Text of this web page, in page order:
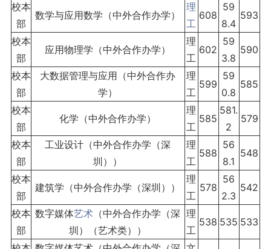
校本
部
数学与应用数学（中外合作办学）
理
工
608
59
8.4
593
校本
部
应用物理学（中外合作办学）
理
工
602
59
3.8
590
校本
部
大数据管理与应用（中外合作办
学）
理
工
599
59
0.8
585
校本
部
化学（中外合作办学）
理
工
585
581.
2
579
校本
部
工业设计（中外合作办学（深
圳））
理
工
588
56
8.1
548
校本
部
建筑学（中外合作办学（深圳））
理
工
578
56
2.3
542
校本
部
数字媒体艺术 （中外合作办学（深
圳）（艺术类））
理
工
538 535 533